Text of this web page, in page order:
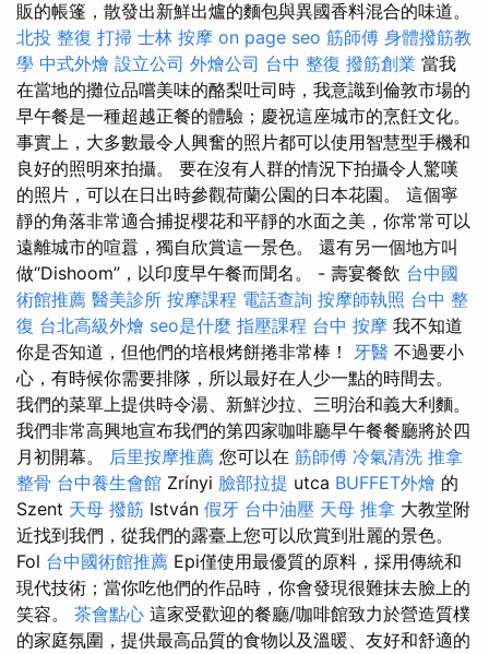
販的帳篷，散發出新鮮出爐的麵包與異國香料混合的味道。
北投 整復 打掃 士林 按摩 on page seo 筋師傅 身體撥筋教
學 中式外燴 設立公司 外燴公司 台中 整復 撥筋創業 當我
在當地的攤位品嚐美味的酪梨吐司時，我意識到倫敦市場的
早午餐是一種超越正餐的體驗；慶祝這座城市的烹飪文化。
事實上，大多數最令人興奮的照片都可以使用智慧型手機和
良好的照明來拍攝。 要在沒有人群的情況下拍攝令人驚嘆
的照片，可以在日出時參觀荷蘭公園的日本花園。 這個寧
靜的角落非常適合捕捉櫻花和平靜的水面之美，你常常可以
遠離城市的喧囂，獨自欣賞這一景色。 還有另一個地方叫
做“Dishoom”，以印度早午餐而聞名。 - 壽宴餐飲 台中國
術館推薦 醫美診所 按摩課程 電話查詢 按摩師執照 台中 整
復 台北高級外燴 seo是什麼 指壓課程 台中 按摩 我不知道
你是否知道，但他們的培根烤餅捲非常棒！ 牙醫 不過要小
心，有時候你需要排隊，所以最好在人少一點的時間去。
我們的菜單上提供時令湯、新鮮沙拉、三明治和義大利麵。
我們非常高興地宣布我們的第四家咖啡廳早午餐餐廳將於四
月初開幕。 后里按摩推薦 您可以在 筋師傅 冷氣清洗 推拿
整骨 台中養生會館 Zrínyi 臉部拉提 utca BUFFET外燴 的
Szent 天母 撥筋 István 假牙 台中油壓 天母 推拿 大教堂附
近找到我們，從我們的露臺上您可以欣賞到壯麗的景色。
Fol 台中國術館推薦 Epi僅使用最優質的原料，採用傳統和
現代技術；當你吃他們的作品時，你會發現很難抹去臉上的
笑容。 茶會點心 這家受歡迎的餐廳/咖啡館致力於營造質樸
的家庭氛圍，提供最高品質的食物以及溫暖、友好和舒適的